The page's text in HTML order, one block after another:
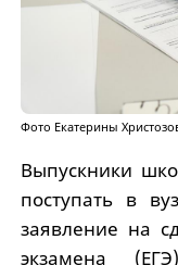
Фото Екатерины
Выпускники
поступать в
заявление на
экзамена